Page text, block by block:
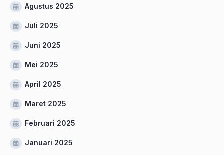
Agustus 2025
Juli 2025
Juni 2025
Mei 2025
April 2025
Maret 2025
Februari 2025
Januari 2025